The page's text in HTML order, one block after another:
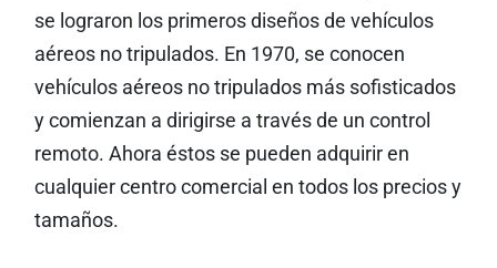
se lograron los primeros diseños de vehículos
aéreos no tripulados. En 1970, se conocen
vehículos aéreos no tripulados más sofisticados
y comienzan a dirigirse a través de un control
remoto. Ahora éstos se pueden adquirir en
cualquier centro comercial en todos los precios y
tamaños.